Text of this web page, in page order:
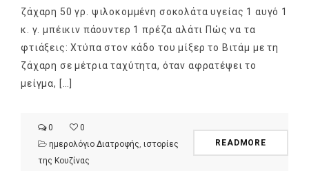
ζάχαρη 50 γρ. ψιλοκομμένη σοκολάτα υγείας 1 αυγό 1
κ. γ. μπέικιν πάουντερ 1 πρέζα αλάτι Πώς να τα
φτιάξεις: Χτύπα στον κάδο του μίξερ το Βιτάμ με τη
ζάχαρη σε μέτρια ταχύτητα, όταν αφρατέψει το
μείγμα, […]
0
0
ημερολόγιο Διατροφής ιστορίες
της Κουζίνας
READMORE